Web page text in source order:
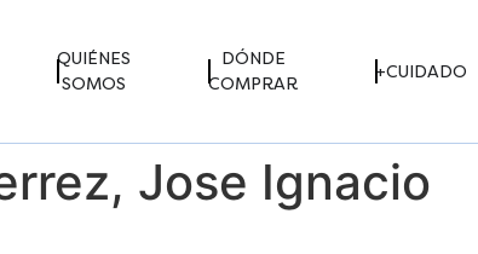
QUIÉNES
SOMOS
DÓNDE
COMPRAR
+CUIDADO
Jose Ignacio